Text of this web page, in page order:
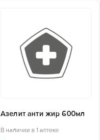
Азелит анти жир 600мл
В наличии в 1 аптеке